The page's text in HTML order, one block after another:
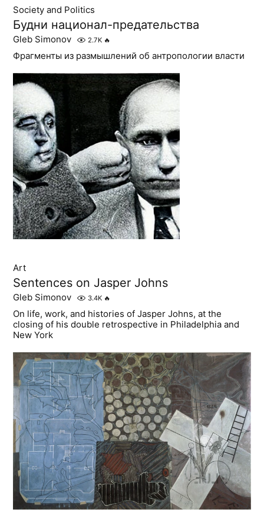
Society and Politics
Будни национал-предательства
Gleb Simonov 2.7K 🔥
Фрагменты из размышлений об антропологии власти
Art
Sentences on Jasper Johns
Gleb Simonov 3.4K 🔥
On life, work, and histories of Jasper Johns, at the
closing of his double retrospective in Philadelphia and
New York